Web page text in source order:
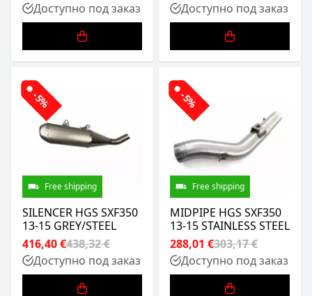
Доступно под заказ
Доступно под заказ
-5%
Free shipping
SILENCER HGS SXF350
13-15 GREY/STEEL
416,40 €438,32 €
Доступно под заказ
-5%
Free shipping
MIDPIPE HGS SXF350
13-15 STAINLESS STEEL
288,01 €303,17 €
Доступно под заказ